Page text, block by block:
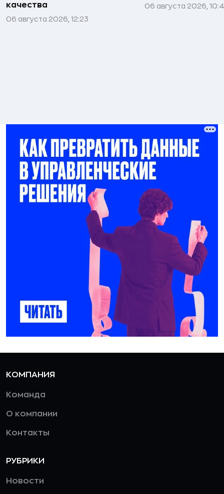
качества
06 августа 2026, 12:23
06 августа 2026,
КОМПАНИЯ
Команда
О компании
Контакты
РУБРИКИ
Новости